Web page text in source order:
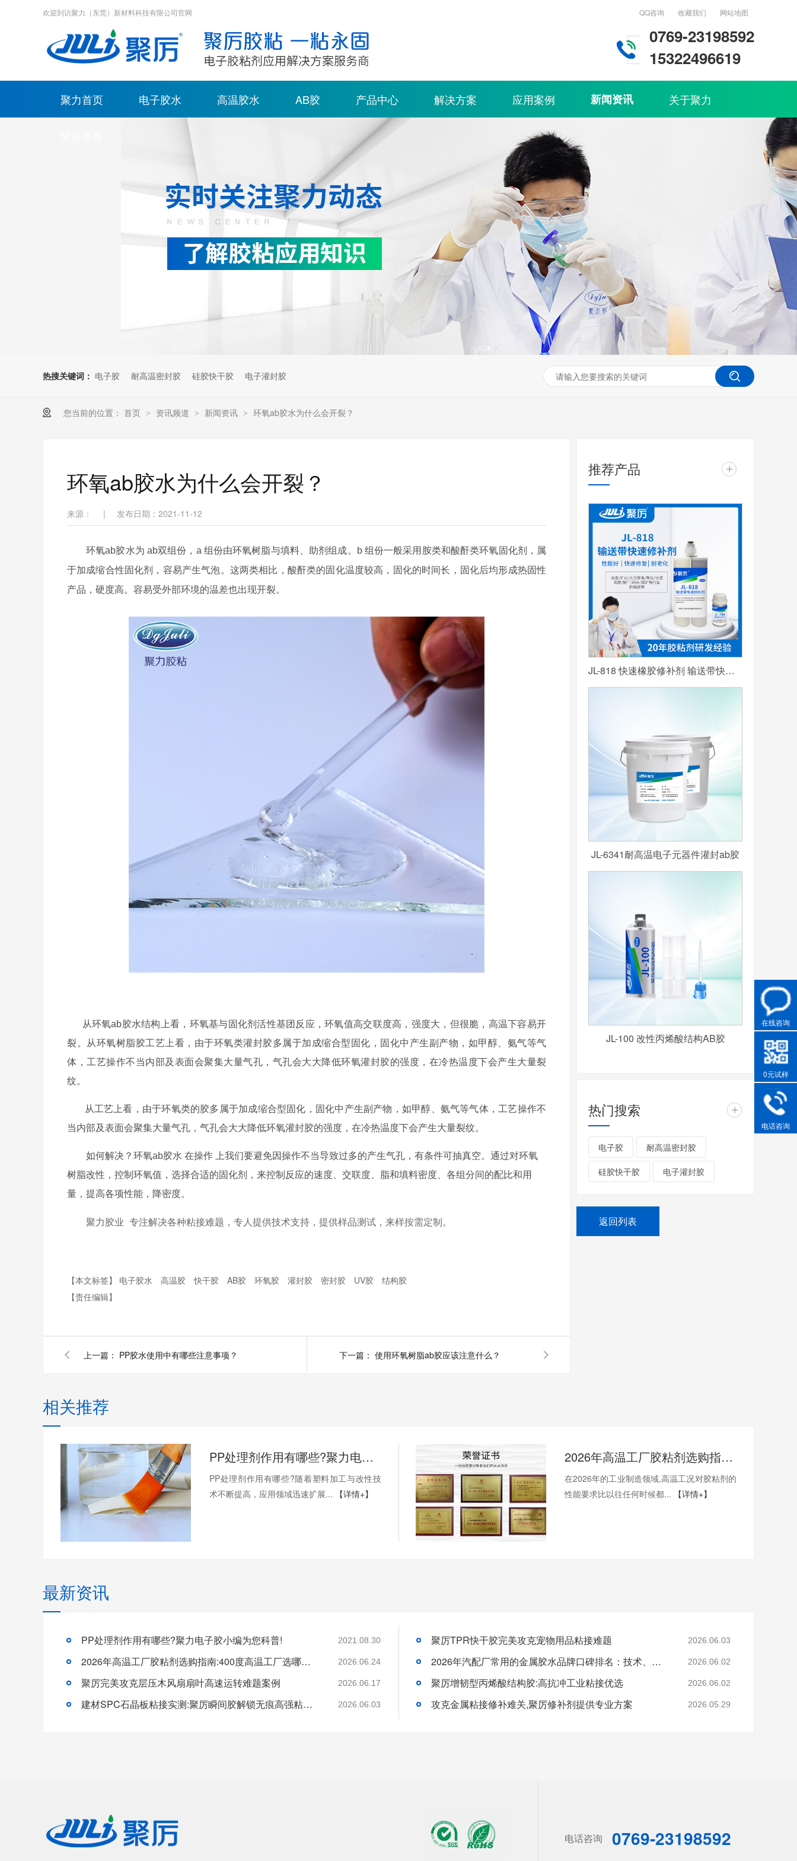
QQ咨询 收藏我们 网站地图
欢迎到访聚力（东莞）新材料科技有限公司官网
0769-23198592
15322496619
聚力首页 电子胶水 高温胶水 AB胶 产品中心 解决方案 应用案例 新闻资讯 关于聚力
热搜关键词： 电子胶 耐高温密封胶 硅胶快干胶 电子灌封胶
您当前的位置： 首页 > 资讯频道 > 新闻资讯 > 环氧ab胶水为什么会开裂？
环氧ab胶水为什么会开裂？
来源： | 发布日期：2021-11-12
环氧ab胶水为 ab双组份， a 组份由环氧树脂与填料、助剂组成。 b 组份一般采用胺类和酸酐类环氧固化剂，属
于加成缩合性固化剂，容易产生气泡。这两类相比，酸酐类的固化温度较高，固化的时间长，固化后均形成热固性
产品，硬度高。容易受外部环境的温差也出现开裂。
从环氧ab胶水结构上看，环氧基与固化剂活性基团反应，环氧值高交联度高，强度大，但很脆，高温下容易开
裂。从环氧树脂胶工艺上看，由于环氧类灌封胶多属于加成缩合型固化，固化中产生副产物，如甲醇、氨气等气
体，工艺操作不当内部及表面会聚集大量气孔，气孔会大大降低环氧灌封胶的强度，在冷热温度下会产生大量裂
纹。
从工艺上看，由于环氧类的胶多属于加成缩合型固化，固化中产生副产物，如甲醇、氨气等气体，工艺操作不
当内部及表面会聚集大量气孔，气孔会大大降低环氧灌封胶的强度，在冷热温度下会产生大量裂纹。
如何解决？ 环氧ab胶水 在操作
上我们要避免因操作不当导致过多的产生气孔，有条件可抽真空。通过对环氧
树脂改性，控制环氧值，选择合适的固化剂，来控制反应的速度、交联度、脂和填料密度、各组分间的配比和用
量，提高各项性能，降密度。
聚力胶业 专注解决各种粘接难题，专人提供技术支持，提供样品测试，来样按需定制。
【本文标签】 电子胶水 高温胶 快干胶 AB胶 环氧胶 灌封胶 密封胶 UV胶
结构胶
【责任编辑】
上一篇： PP胶水使用中有哪些注意事项？ 下一篇： 使用环氧树脂ab胶应该注意什么？
推荐产品 +
JL-818 快速橡胶修补剂 输送带快速修补
JL-6341耐高温电子元器件灌封ab胶
JL-100 改性丙烯酸结构AB胶
热门搜索 +
电子胶 耐高温密封胶
硅胶快干胶 电子灌封胶
返回列表
相关推荐
PP处理剂作用有哪些?聚力电子胶小编为您科普!
PP处理剂作用有哪些?随着塑料加工与改性技
术不断提高，应用领域迅速扩展...
【详情+】
2026年高温工厂胶粘剂选购指南:400度高温工厂选哪一家才能稳得住生产线？
在2026年的工业制造领域,高温工况对胶粘剂的
性能要求比以往任何时候都...
【详情+】
最新资讯
PP处理剂作用有哪些?聚力电子胶小编为您科普! 2021.08.30
2026年高温工厂胶粘剂选购指南:400度高温工厂选哪一家才能稳得住生产线？ 2026.06.24
聚厉完美攻克层压木风扇扇叶高速运转难题案例 2026.06.17
建材SPC石晶板粘接实测:聚厉瞬间胶解锁无痕高强粘接方案 2026.06.03
聚厉TPR快干胶完美攻克宠物用品粘接难题 2026.06.03
2026年汽配厂常用的金属胶水品牌口碑排名：技术、性能与口碑深度解析 2026.06.02
聚厉增韧型丙烯酸结构胶:高抗冲工业粘接优选​ 2026.06.02
攻克金属粘接修补难关,聚厉修补剂提供专业方案 2026.05.29
电话咨询 0769-23198592
在线咨询
0元试样
电话咨询